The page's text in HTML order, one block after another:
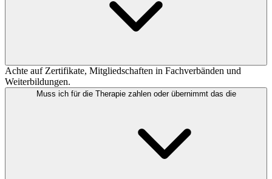
Achte auf Zertifikate, Mitgliedschaften in Fachverbänden und
Weiterbildungen.
Muss ich für die Therapie zahlen oder übernimmt das die